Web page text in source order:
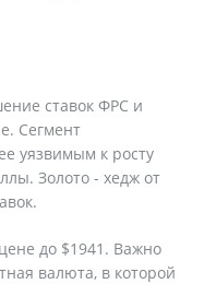
ставок ФРС и
Сегмент
уязвимым к росту
Золото - хедж от
до $1941. Важно
валюта, в которой